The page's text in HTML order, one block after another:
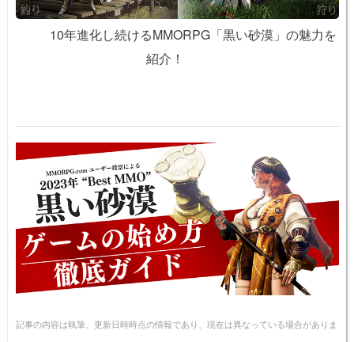
10年進化し続けるMMORPG「黒い砂漠」の魅力を
紹介！
記事の内容は執筆、更新日時時点の情報であり、現在は異なっている場合がありま